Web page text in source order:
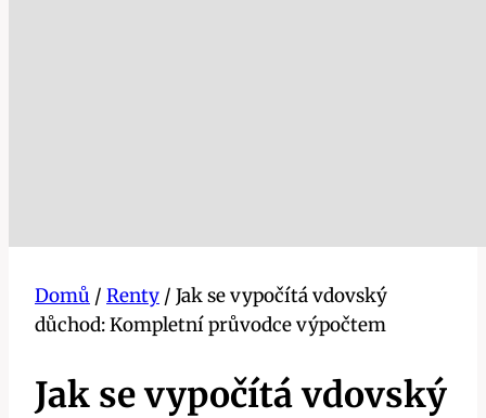
Domů / Renty / Jak se vypočítá vdovský
důchod: Kompletní průvodce výpočtem
Jak se vypočítá vdovský